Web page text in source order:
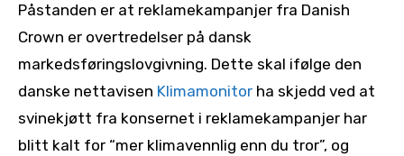
Påstanden er at reklamekampanjer fra Danish
Crown er overtredelser på dansk
markedsføringslovgivning. Dette skal ifølge den
danske nettavisen Klimamonitor ha skjedd ved at
svinekjøtt fra konsernet i reklamekampanjer har
blitt kalt for “mer klimavennlig enn du tror”, og